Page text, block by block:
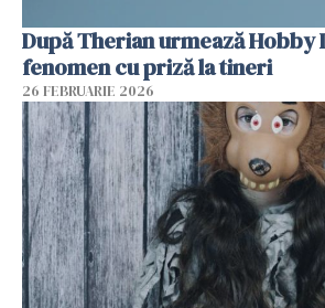
După Therian urmează Hobby
fenomen cu priză la tineri
26 FEBRUARIE 2026